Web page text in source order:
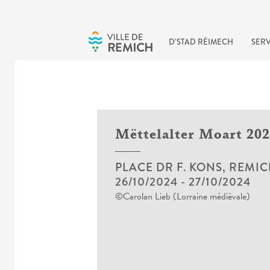
D’STAD RÉIMECH
Mëttelalter Moart
PLACE DR F. KONS,
26/10/2024 -27/10/2024
©Carolan Lieb (Lorraine médiévale)